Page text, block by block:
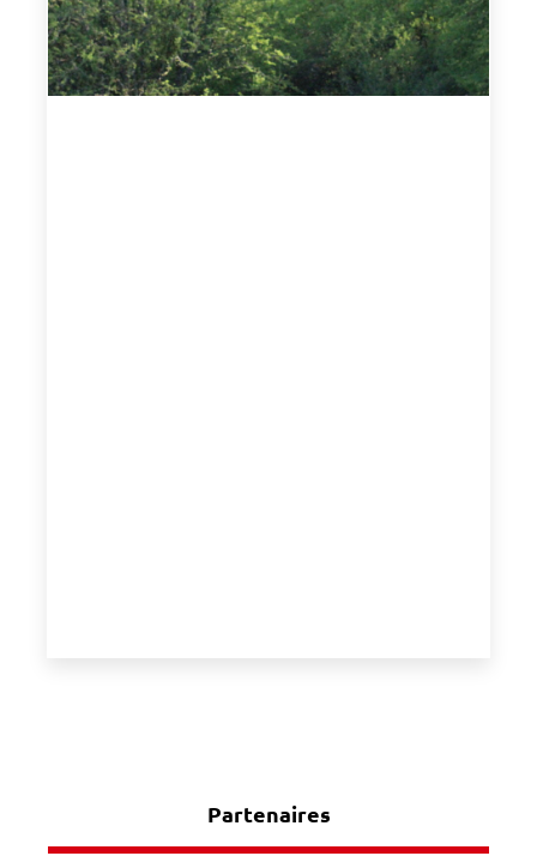
Partenaires